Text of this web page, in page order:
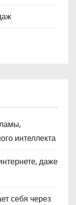
интеллекта
даже
себя через